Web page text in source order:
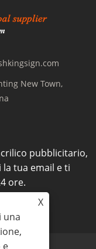
New Town,
pubblicitario,
tua email e ti
ore.
X
una
e